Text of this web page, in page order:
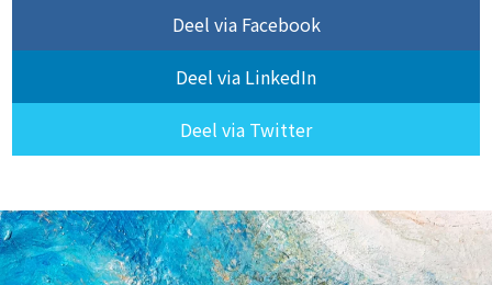
Deel via Facebook
Deel via LinkedIn
Deel via Twitter